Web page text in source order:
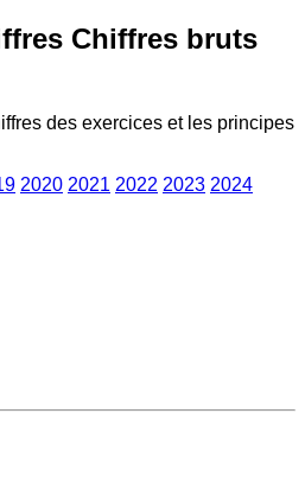
Chiffres bruts
des exercices et les principes
2020 2021 2022 2023 2024